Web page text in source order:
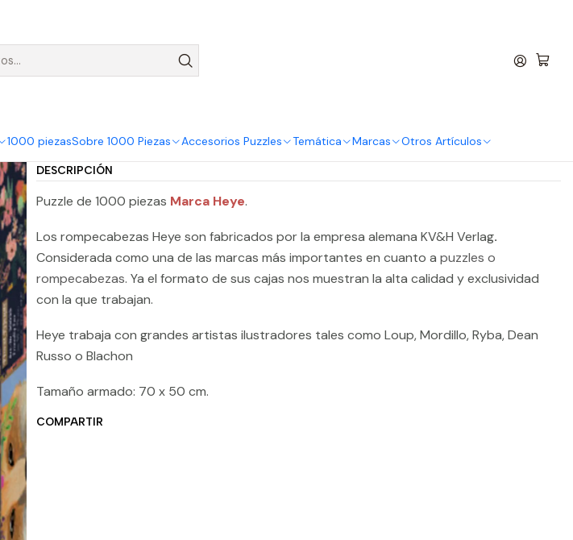
1000 piezasSobre 1000 Piezas Accesorios Puzzles Temática Marcas Otros Artículos
Puzzle 1000 Piezas | Friendly Fox
Cantidad
Agregar al Carro
Comprar ahora
DESCRIPCIÓN
Puzzle de 1000 piezas Marca Heye.
Los rompecabezas Heye son fabricados por la empresa alemana KV&H Verlag.
Considerada como una de las marcas más importantes en cuanto a puzzles o
rompecabezas. Ya el formato de sus cajas nos muestran la alta calidad y exclusividad
con la que trabajan.
Heye trabaja con grandes artistas ilustradores tales como Loup, Mordillo, Ryba, Dean
Russo o Blachon
Tamaño armado: 70 x 50 cm.
COMPARTIR